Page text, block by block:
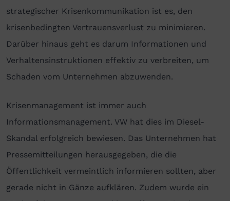
strategischer Krisenkommunikation ist es, den
krisenbedingten Vertrauensverlust zu minimieren.
Darüber hinaus geht es darum Informationen und
Verhaltensinstruktionen effektiv zu verbreiten, um
Schaden vom Unternehmen abzuwenden.
Krisenmanagement ist immer auch
Informationsmanagement. VW hat dies im Diesel-
Skandal erfolgreich bewiesen. Das Unternehmen hat
Pressemitteilungen herausgegeben, die die
Öffentlichkeit vermeintlich informieren sollten, aber
gerade nicht in Gänze aufklären. Zudem wurde ein